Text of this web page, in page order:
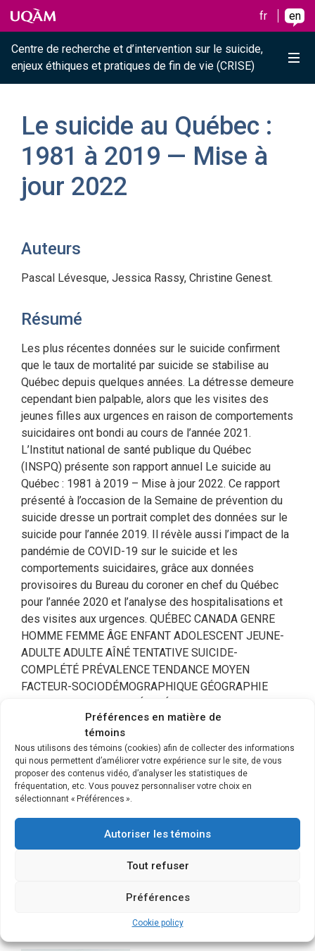
Préférences en matière de
témoins
Nous utilisons des témoins (cookies) afin de collecter des informations
qui nous permettent d’améliorer votre expérience sur le site, de vous
proposer des contenus vidéo, d’analyser les statistiques de
fréquentation, etc. Vous pouvez personnaliser votre choix en
sélectionnant « Préférences ».
Autoriser les témoins
Tout refuser
Préférences
Cookie policy
Raccourci vers le contenu
Raccourci vers le menu principal
Raccourci vers la recherche
Skip to main content
Skip to main menu
Skip to search
fr en
Centre de recherche et d’intervention sur le suicide,
enjeux éthiques et pratiques de fin de vie (CRISE)
Le suicide au Québec :
1981 à 2019 — Mise à
jour 2022
Auteurs
Pascal Lévesque, Jessica Rassy, Christine Genest.
Résumé
Les plus récentes données sur le suicide confirment
que le taux de mortalité par suicide se stabilise au
Québec depuis quelques années. La détresse demeure
cependant bien palpable, alors que les visites des
jeunes filles aux urgences en raison de comportements
suicidaires ont bondi au cours de l’année 2021.
L’Institut national de santé publique du Québec
(INSPQ) présente son rapport annuel Le suicide au
Québec : 1981 à 2019 – Mise à jour 2022. Ce rapport
présenté à l’occasion de la Semaine de prévention du
suicide dresse un portrait complet des données sur le
suicide pour l’année 2019. Il révèle aussi l’impact de la
pandémie de COVID-19 sur le suicide et les
comportements suicidaires, grâce aux données
provisoires du Bureau du coroner en chef du Québec
pour l’année 2020 et l’analyse des hospitalisations et
des visites aux urgences. QUÉBEC CANADA GENRE
HOMME FEMME ÂGE ENFANT ADOLESCENT JEUNE-
ADULTE ADULTE AÎNÉ TENTATIVE SUICIDE-
COMPLÉTÉ PRÉVALENCE TENDANCE MOYEN
FACTEUR-SOCIODÉMOGRAPHIQUE GÉOGRAPHIE
ÉPIDÉMIOLOGIE-INTERNATIONALE
Publication complète
https://www.inspq.qc.ca/publications/2842
Membre(s) du CRISE ayant
participé à cette publication